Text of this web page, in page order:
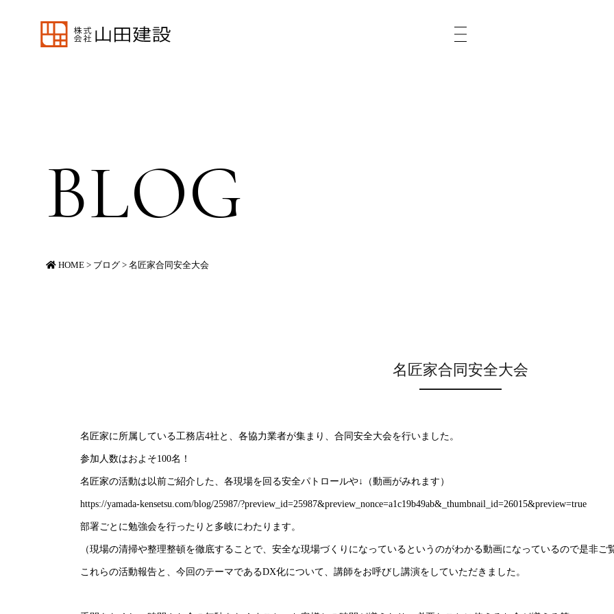
BLOG
HOME > ブログ >名匠家合同安全大会
名匠家合同安全大会
名匠家に所属している工務店4社と、各協力業者が集まり、合同安全大会を行いました。
参加人数はおよそ100名！
名匠家の活動は以前ご紹介した、各現場を回る安全パトロールや↓（動画がみれます）
https://yamada-kensetsu.com/blog/25987/?preview_id=25987&preview_nonce=a1c19b49ab&_thumbnail_id=26015&preview=true
部署ごとに勉強会を行ったりと多岐にわたります。
（現場の清掃や整理整頓を徹底することで、安全な現場づくりになっているというのがわかる動画になっているので是非ご
これらの活動報告と、今回のテーマであるDX化について、講師をお呼びし講演をしていただきました。